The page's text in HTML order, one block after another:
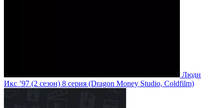
Люди
Икс ’97 (2 сезон) 8 серия (Dragon Money Studio, Coldfilm)